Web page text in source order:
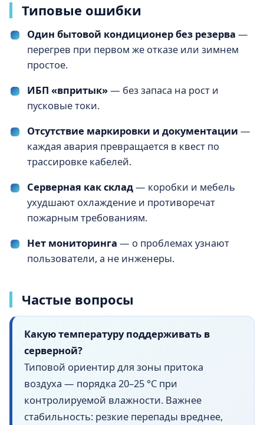
Типовые ошибки
Один бытовой кондиционер без резерва —
перегрев при первом же отказе или зимнем
простое.
ИБП «впритык»— без запаса на рост и
пусковые токи.
Отсутствие маркировки и документации —
каждая авария превращается в квест по
трассировке кабелей.
Серверная как склад— коробки и мебель
ухудшают охлаждение и противоречат
пожарным требованиям.
Нет мониторинга — о проблемах узнают
пользователи, а не инженеры.
Частые вопросы
Какую температуру поддерживать в
серверной?
Типовой ориентир для зоны притока
воздуха — порядка 20–25 °C при
контролируемой влажности. Важнее
стабильность: резкие перепады вреднее,